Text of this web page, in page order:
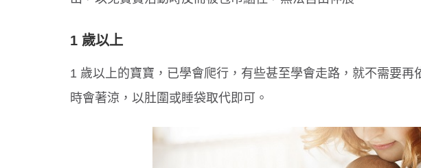
1 歲以上
1 歲以上的寶寶，已學會爬行，有些甚至學會走路，就不需要
時會著涼，以肚圍或睡袋取代即可。